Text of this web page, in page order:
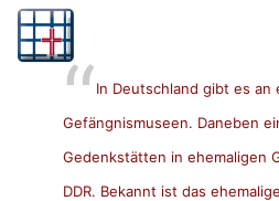
In Deutschland gibt es an
Gefängnismuseen. Daneben
Gedenkstätten in ehemaligen
DDR. Bekannt ist das